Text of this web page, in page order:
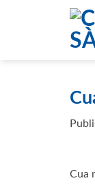
Cua